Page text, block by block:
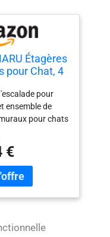
Étagères
pour Chat, 4
Muraux,
en
Griffoir,
pour Chat,
pour
ensemble de
pour chats
un pont pour
mural pour
colonne à griffer
pour chats.
peut dormir,
besoins.
€